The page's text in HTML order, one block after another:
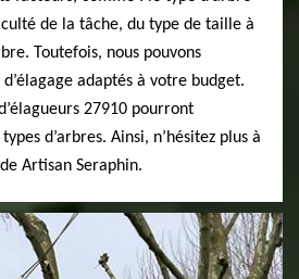
de la tâche, du type de taille à
Toutefois, nous pouvons
adaptés à votre budget.
27910 pourront
d’arbres. Ainsi, n’hésitez plus à
Artisan Seraphin.